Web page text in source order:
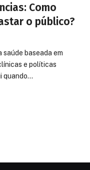
Como
o público?
saúde baseada em
e políticas
quando…